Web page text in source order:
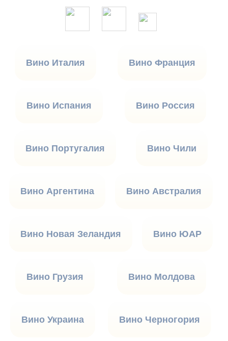
Вино Италия Вино Франция
Вино Испания Вино Россия
Вино Португалия Вино Чили
Вино Аргентина Вино Австралия
Вино Новая Зеландия Вино ЮАР
Вино Грузия Вино Молдова
Вино Украина Вино Черногория